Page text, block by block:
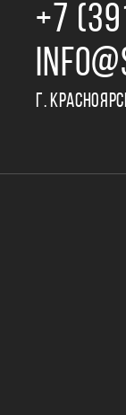
+7
Г.